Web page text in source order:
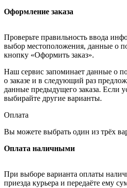
Оформление заказа
Проверьте правильность ввода
выбор местоположения, данные о
кнопку «Оформить заказ».
Наш сервис запоминает данные о
о заказе и в следующий раз
данные предыдущего заказа. Если
выбирайте другие варианты.
Оплата
Вы можете выбрать один из трёх
Оплата наличными
При выборе варианта оплаты
приезда курьера и передаёте ему